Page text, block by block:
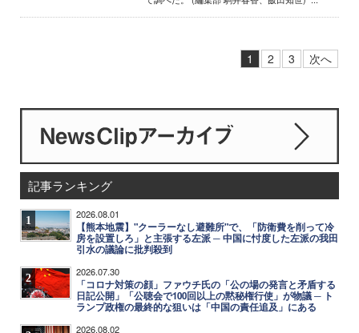
1 2 3 次へ
記事ランキング
1 2026.08.01
【熊本地震】"クーラーなし避難所"で、「防衛費を削って冷
房を設置しろ」と主張する左派 ─ 中国に忖度した左派の我田
引水の議論に批判殺到
2 2026.07.30
「コロナ対策の顔」ファウチ氏の「公の場の発言と矛盾する
日記公開」「公聴会で100回以上の黙秘権行使」が物議 ─ ト
ランプ政権の最終的な狙いは「中国の責任追及」にある
2026.08.02